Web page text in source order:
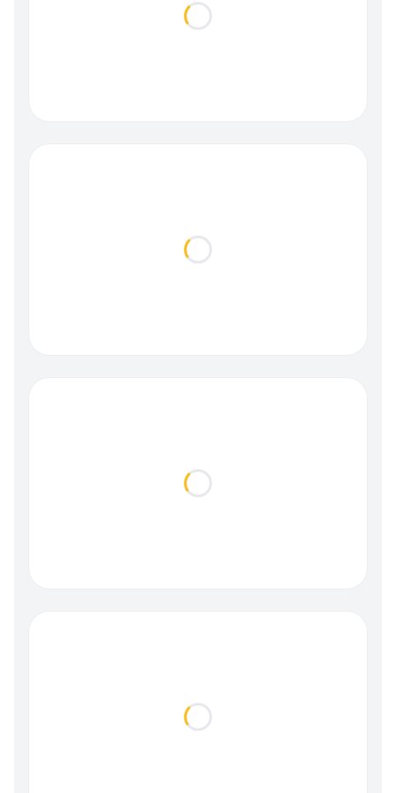
Loading...
Loading...
Loading...
Loading...